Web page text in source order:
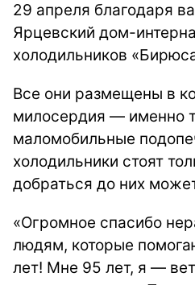
29 апреля благодаря
Ярцевский дом-
холодильников
Все они размещены в
милосердия — именно
маломобильные
холодильники стоят
добраться до них
«Огромное спасибо
людям, которые
лет! Мне 95 лет, я —